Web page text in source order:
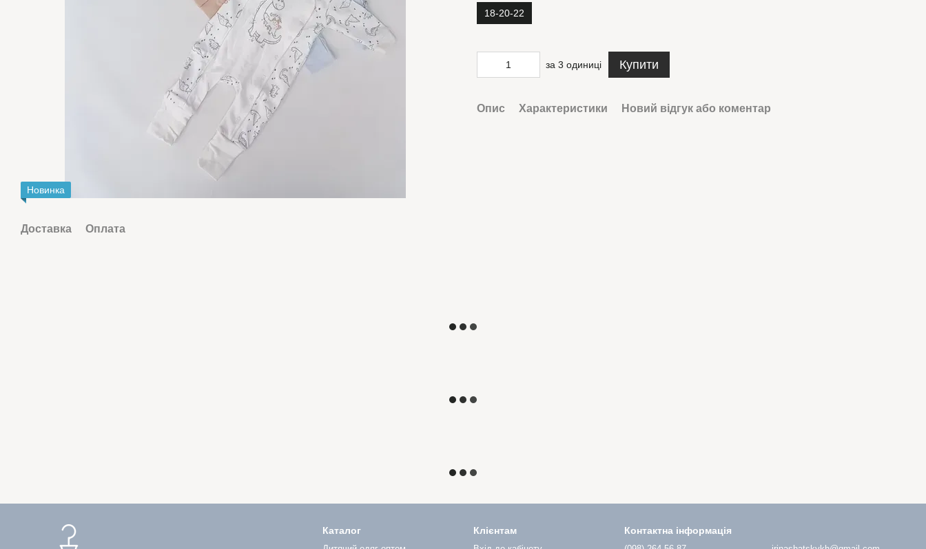
Новинка
Доставка Оплата
18-20-22
за 3 одиниці Купити
Опис Характеристики Новий відгук або коментар
Каталог Клієнтам Контактна інформація